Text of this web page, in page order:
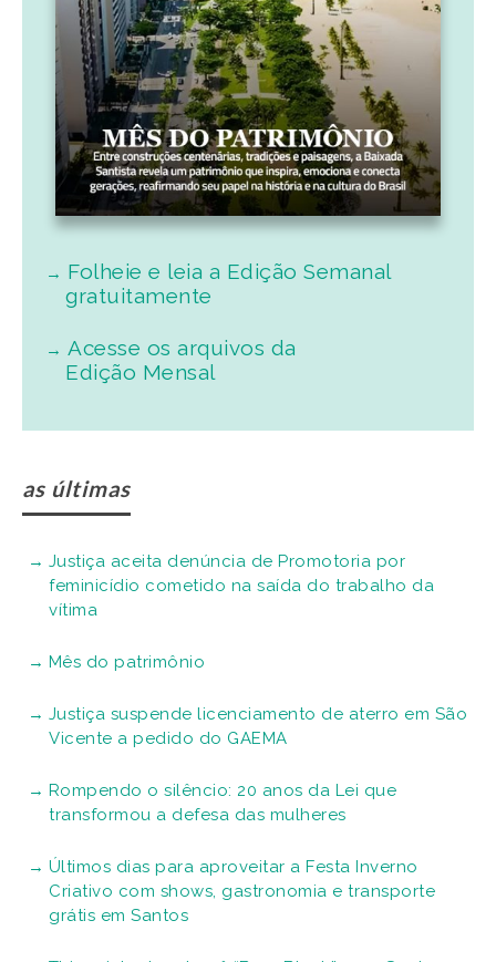
Folheie e leia a Edição Semanal
gratuitamente
Acesse os arquivos da
Edição Mensal
as últimas
Justiça aceita denúncia de Promotoria por
feminicídio cometido na saída do trabalho da
vítima
Mês do patrimônio
Justiça suspende licenciamento de aterro em São
Vicente a pedido do GAEMA
Rompendo o silêncio: 20 anos da Lei que
transformou a defesa das mulheres
Últimos dias para aproveitar a Festa Inverno
Criativo com shows, gastronomia e transporte
grátis em Santos